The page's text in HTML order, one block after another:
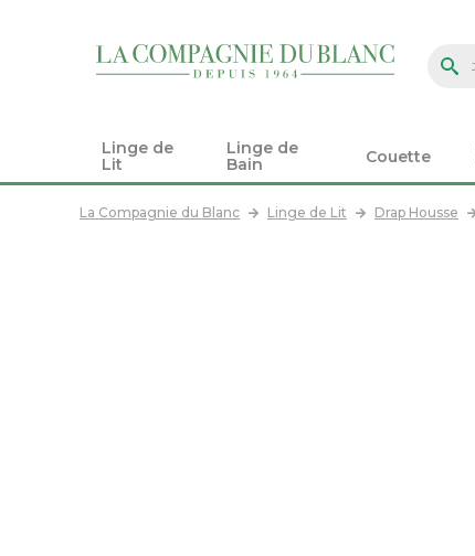
Linge de
Lit
Linge de
Bain
Couette
La Compagnie du Blanc Linge de Lit Drap Housse